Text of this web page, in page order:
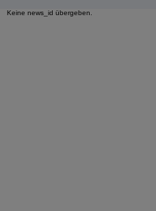
Keine news_id übergeben.